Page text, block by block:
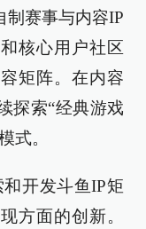
制赛事与内容IP
核心用户社区
矩阵。在内容
探索“经典游戏
式。
开发斗鱼IP矩
方面的创新。